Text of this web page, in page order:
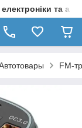
та
FM-